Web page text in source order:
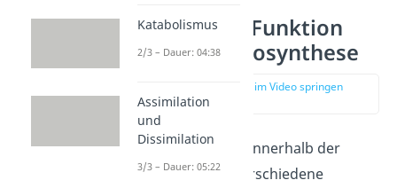
Chlorophyll Funktion
bei der Photosynthese
zur Stelle im Video springen
(04:05)
Das Blattgrün hat innerhalb der
Photosynthese
verschiedene
Katabolismus
2/3 – Dauer: 04:38
Assimilation
und
Dissimilation
3/3 – Dauer: 05:22